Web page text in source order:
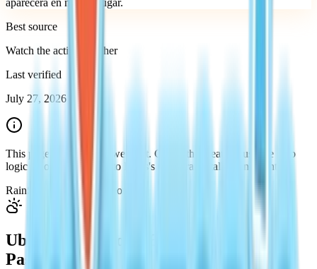
Best source
Watch the active weather
Last verified
July 27, 2026
This page keeps the answer first. Check the weather, use the map
logic below, then move to Doris's temporary stall or endpoint.
Rain
Meteor
Ubicación de Doris Explicada (Paso a
Paso)